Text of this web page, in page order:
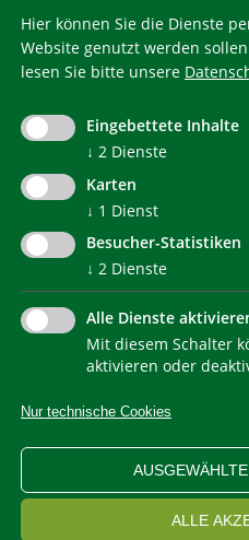
KlimaHaus ist eine
© 2022 Agentur für
IMPRESSUM PRIVACY
WEB STATISTIKEN
Hier können Sie die Dienste
Website genutzt werden
lesen Sie bitte unsere
Eingebettete Inhalte
↓ 2 Dienste
Karten
↓ 1 Dienst
Besucher-Statistiken
↓ 2 Dienste
Alle Dienste
Mit diesem Schalter
aktivieren oder
Nur technische Cookies
ALLE